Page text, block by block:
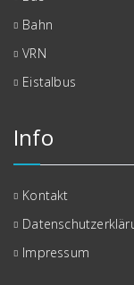
Bahn
VRN
Eistalbus
Info
Kontakt
Impressum